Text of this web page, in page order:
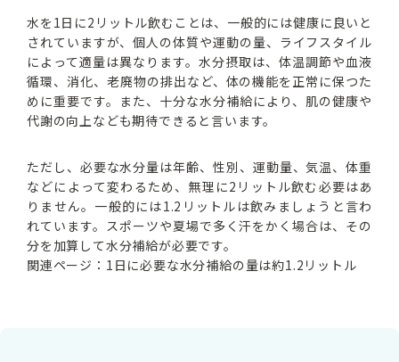
水を1日に2リットル飲むことは、一般的には健康に良いと
されていますが、個人の体質や運動の量、ライフスタイル
によって適量は異なります。水分摂取は、体温調節や血液
循環、消化、老廃物の排出など、体の機能を正常に保つた
めに重要です。また、十分な水分補給により、肌の健康や
代謝の向上なども期待できると言います。
ただし、必要な水分量は年齢、性別、運動量、気温、体重
などによって変わるため、無理に2リットル飲む必要はあ
りません。一般的には1.2リットルは飲みましょうと言わ
れています。スポーツや夏場で多く汗をかく場合は、その
分を加算して水分補給が必要です。
関連ページ： 1日に必要な水分補給の量は約1.2リットル